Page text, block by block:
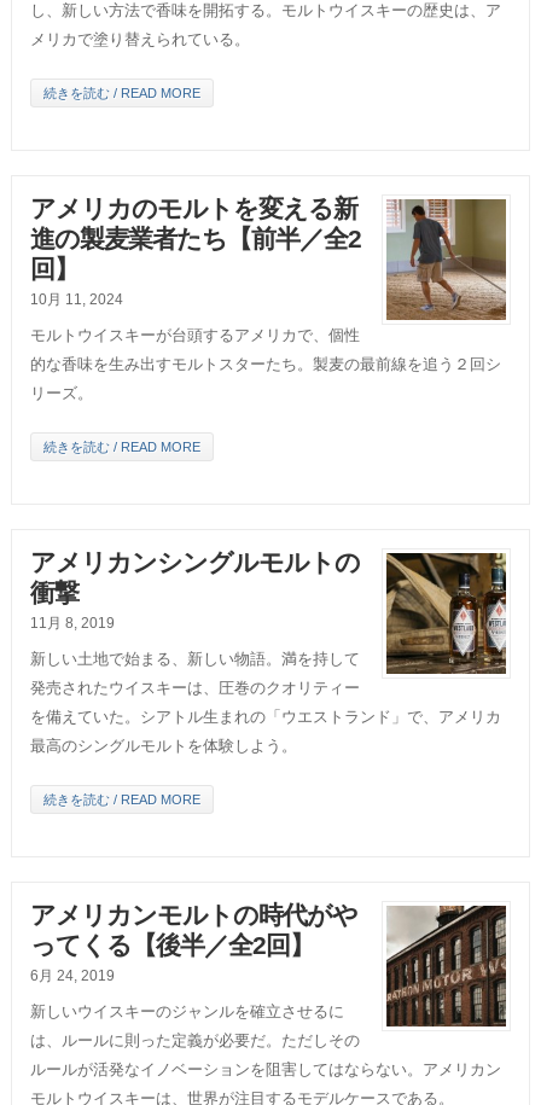
し、新しい方法で香味を開拓する。モルトウイスキーの歴史は、ア
メリカで塗り替えられている。
続きを読む / READ MORE
アメリカのモルトを変える新
進の製麦業者たち【前半／全2
回】
10月 11, 2024
モルトウイスキーが台頭するアメリカで、個性
的な香味を生み出すモルトスターたち。製麦の最前線を追う２回シ
リーズ。
続きを読む / READ MORE
アメリカンシングルモルトの
衝撃
11月 8, 2019
新しい土地で始まる、新しい物語。満を持して
発売されたウイスキーは、圧巻のクオリティー
を備えていた。シアトル生まれの「ウエストランド」で、アメリカ
最高のシングルモルトを体験しよう。
続きを読む / READ MORE
アメリカンモルトの時代がや
ってくる【後半／全2回】
6月 24, 2019
新しいウイスキーのジャンルを確立させるに
は、ルールに則った定義が必要だ。ただしその
ルールが活発なイノベーションを阻害してはならない。アメリカン
モルトウイスキーは、世界が注目するモデルケースである。